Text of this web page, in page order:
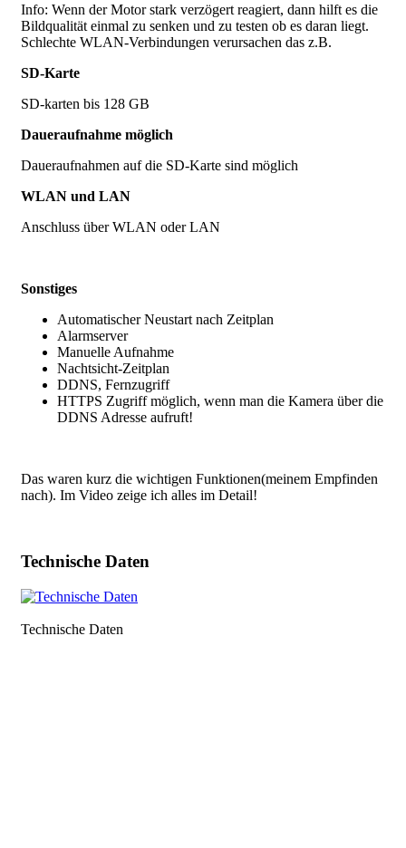
Info: Wenn der Motor stark verzögert reagiert, dann hilft es die
Bildqualität einmal zu senken und zu testen ob es daran liegt.
Schlechte WLAN-Verbindungen verursachen das z.B.
SD-Karte
SD-karten bis 128 GB
Daueraufnahme möglich
Daueraufnahmen auf die SD-Karte sind möglich
WLAN und LAN
Anschluss über WLAN oder LAN
Sonstiges
Automatischer Neustart nach Zeitplan
Alarmserver
Manuelle Aufnahme
Nachtsicht-Zeitplan
DDNS, Fernzugriff
HTTPS Zugriff möglich, wenn man die Kamera über die
DDNS Adresse aufruft!
Das waren kurz die wichtigen Funktionen(meinem Empfinden
nach). Im Video zeige ich alles im Detail!
Technische Daten
Technische Daten